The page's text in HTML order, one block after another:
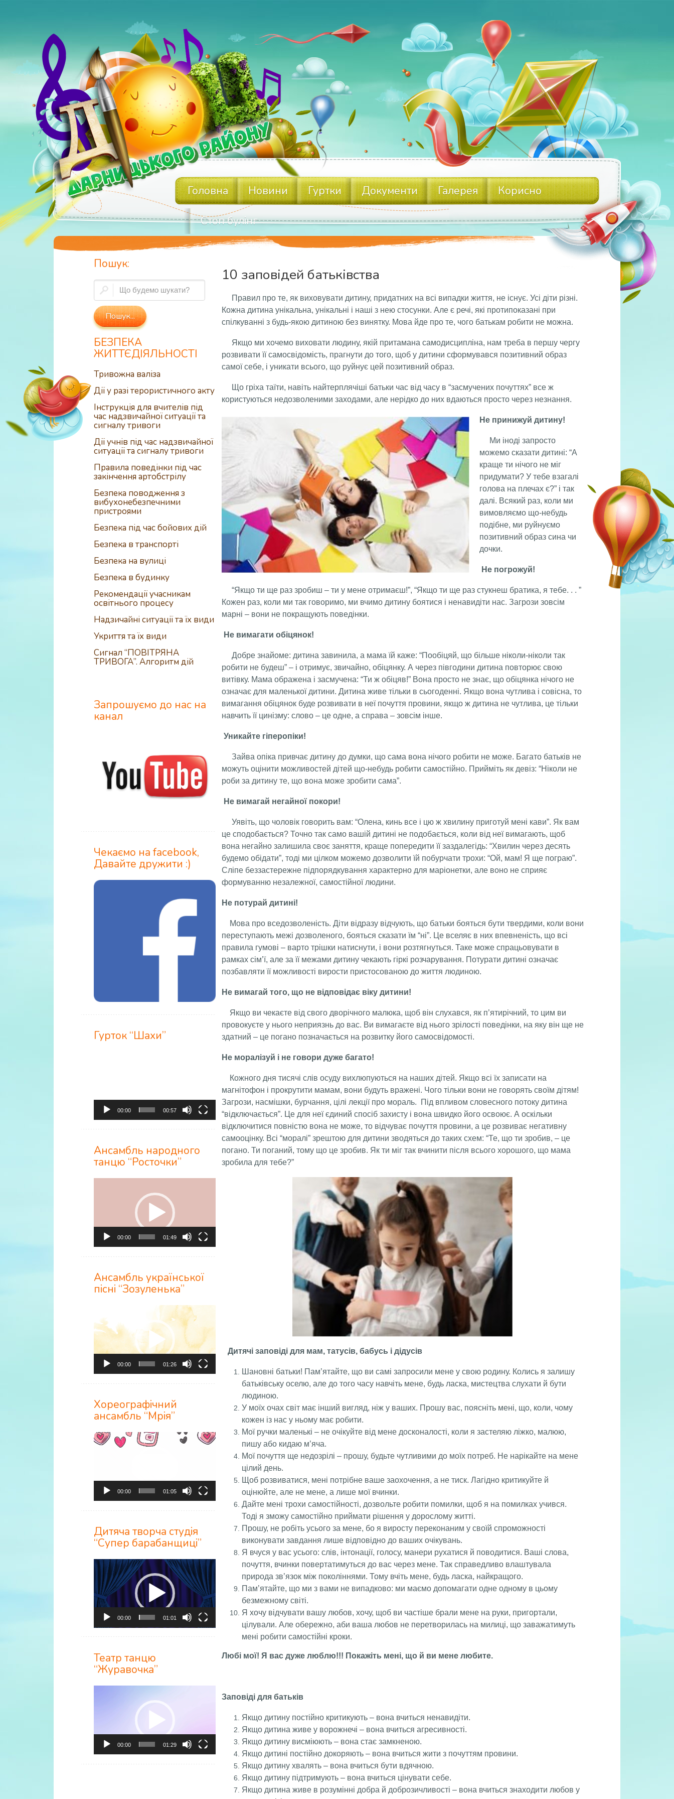
Головна Новини Гуртки Документи Галерея Корисно
Стоп булінг
10 заповідей батьківства
Правил про те, як виховувати дитину, придатних на всі випадки життя, не існує. Усі діти різні.
Кожна дитина унікальна, унікальні і наші з нею стосунки. Але є речі, які протипоказані при
спілкуванні з будь-якою дитиною без винятку. Мова йде про те, чого батькам робити не можна.
Якщо ми хочемо виховати людину, якій притамана самодисципліна, нам треба в першу чергу
розвивати її самосвідомість, прагнути до того, щоб у дитини сформувався позитивний образ
самої себе, і уникати всього, що руйнує цей позитивний образ.
Що гріха таїти, навіть найтерплячіші батьки час від часу в “засмучених почуттях” все ж
користуються недозволеними заходами, але нерідко до них вдаються просто через незнання.
Не принижуй дитину!
Ми іноді запросто
можемо сказати дитині: “А
краще ти нічого не міг
придумати? У тебе взагалі
голова на плечах є?” і так
далі. Всякий раз, коли ми
вимовляємо що-небудь
подібне, ми руйнуємо
позитивний образ сина чи
дочки.
Не погрожуй!
“Якщо ти ще раз зробиш – ти у мене отримаєш!”, “Якщо ти ще раз стукнеш братика, я тебе. . . ”
Кожен раз, коли ми так говоримо, ми вчимо дитину боятися і ненавидіти нас. Загрози зовсім
марні – вони не покращують поведінки.
Не вимагати обіцянок!
Добре знайоме: дитина завинила, а мама їй каже: “Пообіцяй, що більше ніколи-ніколи так
робити не будеш” – і отримує, звичайно, обіцянку. А через півгодини дитина повторює свою
витівку. Мама ображена і засмучена: “Ти ж обіцяв!” Вона просто не знає, що обіцянка нічого не
означає для маленької дитини. Дитина живе тільки в сьогоденні. Якщо вона чутлива і совісна, то
вимагання обіцянок буде розвивати в неї почуття провини, якщо ж дитина не чутлива, це тільки
навчить її цинізму: слово – це одне, а справа – зовсім інше.
Уникайте гіперопіки!
Зайва опіка привчає дитину до думки, що сама вона нічого робити не може. Багато батьків не
можуть оцінити можливостей дітей що-небудь робити самостійно. Прийміть як девіз: “Ніколи не
роби за дитину те, що вона може зробити сама”.
Не вимагай негайної покори!
Уявіть, що чоловік говорить вам: “Олена, кинь все і цю ж хвилину приготуй мені кави”. Як вам
це сподобається? Точно так само вашій дитині не подобається, коли від неї вимагають, щоб
вона негайно залишила своє заняття, краще попередити її заздалегідь: “Хвилин через десять
будемо обідати”, тоді ми цілком можемо дозволити їй побурчати трохи: “Ой, мам! Я ще пограю”.
Сліпе беззастережне підпорядкування характерно для маріонетки, але воно не сприяє
формуванню незалежної, самостійної людини.
Не потурай дитині!
Мова про вседозволеність. Діти відразу відчують, що батьки бояться бути твердими, коли вони
переступають межі дозволеного, бояться сказати їм “ні”. Це вселяє в них впевненість, що всі
правила гумові – варто трішки натиснути, і вони розтягнуться. Таке може спрацьовувати в
рамках сім’ї, але за її межами дитину чекають гіркі розчарування. Потурати дитині означає
позбавляти її можливості вирости пристосованою до життя людиною.
Не вимагай того, що не відповідає віку дитини!
Якщо ви чекаєте від свого дворічного малюка, щоб він слухався, як п’ятирічний, то цим ви
провокуєте у нього неприязнь до вас. Ви вимагаєте від нього зрілості поведінки, на яку він ще не
здатний – це погано позначається на розвитку його самосвідомості.
Не моралізуй і не говори дуже багато!
Кожного дня тисячі слів осуду вихлюпуються на наших дітей. Якщо всі їх записати на
магнітофон і прокрутити мамам, вони будуть вражені. Чого тільки вони не говорять своїм дітям!
Загрози, насмішки, бурчання, цілі лекції про мораль. Під впливом словесного потоку дитина
“відключається”. Це для неї єдиний спосіб захисту і вона швидко його освоює. А оскільки
відключитися повністю вона не може, то відчуває почуття провини, а це розвиває негативну
самооцінку. Всі “моралі” зрештою для дитини зводяться до таких схем: “Те, що ти зробив, – це
погано. Ти поганий, тому що це зробив. Як ти міг так вчинити після всього хорошого, що мама
зробила для тебе?”
Дитячі заповіді для мам, татусів, бабусь і дідусів
Шановні батьки! Пам’ятайте, що ви самі запросили мене у свою родину. Колись я залишу
батьківську оселю, але до того часу навчіть мене, будь ласка, мистецтва слухати й бути
людиною.
У моїх очах світ має інший вигляд, ніж у ваших. Прошу вас, поясніть мені, що, коли, чому
кожен із нас у ньому має робити.
Мої ручки маленькі – не очікуйте від мене досконалості, коли я застеляю ліжко, малюю,
пишу або кидаю м’яча.
Мої почуття ще недозрілі – прошу, будьте чутливими до моїх потреб. Не нарікайте на мене
цілий день.
Щоб розвиватися, мені потрібне ваше заохочення, а не тиск. Лагідно критикуйте й
оцінюйте, але не мене, а лише мої вчинки.
Дайте мені трохи самостійності, дозвольте робити помилки, щоб я на помилках учився.
Тоді я зможу самостійно приймати рішення у дорослому житті.
Прошу, не робіть усього за мене, бо я виросту переконаним у своїй спроможності
виконувати завдання лише відповідно до ваших очікувань.
Я вчуся у вас усього: слів, інтонації, голосу, манери рухатися й поводитися. Ваші слова,
почуття, вчинки повертатимуться до вас через мене. Так справедливо влаштувала
природа зв’язок між поколіннями. Тому вчіть мене, будь ласка, найкращого.
Пам’ятайте, що ми з вами не випадково: ми маємо допомагати одне одному в цьому
безмежному світі.
Я хочу відчувати вашу любов, хочу, щоб ви частіше брали мене на руки, пригортали,
цілували. Але обережно, аби ваша любов не перетворилась на милиці, що заважатимуть
мені робити самостійні кроки.
Любі мої! Я вас дуже люблю!!! Покажіть мені, що й ви мене любите.
Заповіді для батьків
Якщо дитину постійно критикують – вона вчиться ненавидіти.
Якщо дитина живе у ворожнечі – вона вчиться агресивності.
Якщо дитину висміюють – вона стає замкненою.
Якщо дитині постійно докоряють – вона вчиться жити з почуттям провини.
Якщо дитину хвалять – вона вчиться бути вдячною.
Якщо дитину підтримують – вона вчиться цінувати себе.
Якщо дитина живе в розумінні добра й доброзичливості – вона вчиться знаходити любов у
Пошук:
БЕЗПЕКА
ЖИТТЄДІЯЛЬНОСТІ
Тривожна валіза
Дії у разі терористичного акту
Інструкція для вчителів під
час надзвичайної ситуації та
сигналу тривоги
Дії учнів під час надзвичайної
ситуації та сигналу тривоги
Правила поведінки під час
закінчення артобстрілу
Безпека поводження з
вибухонебезпечними
пристроями
Безпека під час бойових дій
Безпека в транспорті
Безпека на вулиці
Безпека в будинку
Рекомендації учасникам
освітнього процесу
Надзичайні ситуації та їх види
Укриття та їх види
Сигнал “ПОВІТРЯНА
ТРИВОГА”. Алгоритм дій
Запрошуємо до нас на
канал
Чекаємо на facebook,
Давайте дружити :)
Гурток “Шахи”
00:00 00:57
Ансамбль народного
танцю “Росточки”
00:00 01:49
Ансамбль української
пісні “Зозуленька”
00:00 01:26
Хореографічний
ансамбль “Мрія”
Відеопрогравач
00:00 01:05
Дитяча творча студія
“Супер барабанщиці”
Відеопрогравач
00:00 01:01
Театр танцю
“Журавочка”
00:00 01:29